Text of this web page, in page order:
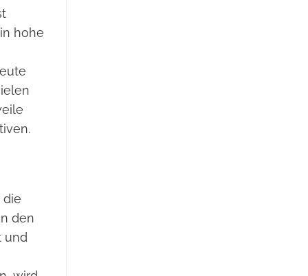
hohe
die
den
und